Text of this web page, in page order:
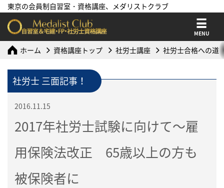
東京の会員制自習室・資格講座、メダリストクラブ
MENU
ホーム 資格講座トップ 社労士講座 社労士合格への道
社労士 三面記事！
2016.11.15
2017年社労士試験に向けて～雇
用保険法改正 65歳以上の方も
被保険者に